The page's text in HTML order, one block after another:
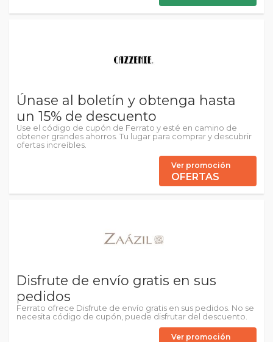
Únase al boletín y obtenga hasta
un 15% de descuento
Use el código de cupón de Ferrato y esté en camino de
obtener grandes ahorros. Tu lugar para comprar y descubrir
ofertas increíbles.
Ver promoción
OFERTAS
Disfrute de envío gratis en sus
pedidos
Ferrato ofrece Disfrute de envío gratis en sus pedidos. No se
necesita código de cupón, puede disfrutar del descuento.
Ver promoción